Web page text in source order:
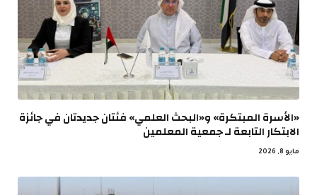
«الأسرة المبتكرة» و«البحث العلمي» فئتان جديدتان في جائزة
الابتكار التابعة لـ جمعية المعلمين
مايو 8, 2026